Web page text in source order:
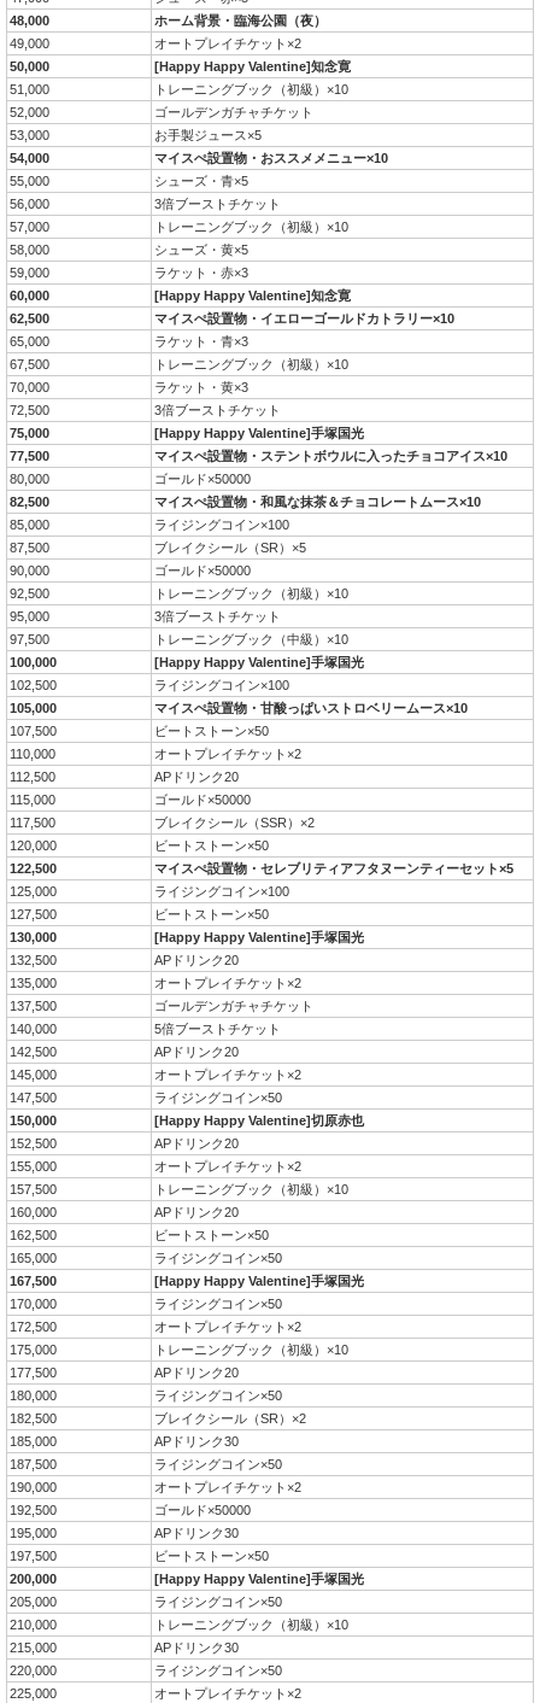
48,000
ホーム背景・臨海公園（夜）
49,000
オートプレイチケット×2
50,000
[Happy Happy Valentine]知念寛
51,000
トレーニングブック（初級）×10
52,000
ゴールデンガチャチケット
53,000
お手製ジュース×5
54,000
マイスぺ設置物・おススメメニュー×10
55,000
シューズ・青×5
56,000
3倍ブーストチケット
57,000
トレーニングブック（初級）×10
58,000
シューズ・黄×5
59,000
ラケット・赤×3
60,000
[Happy Happy Valentine]知念寛
62,500
マイスぺ設置物・イエローゴールドカトラリー×10
65,000
ラケット・青×3
67,500
トレーニングブック（初級）×10
70,000
ラケット・黄×3
72,500
3倍ブーストチケット
75,000
[Happy Happy Valentine]手塚国光
77,500
マイスぺ設置物・ステントボウルに入ったチョコアイス×10
80,000
ゴールド×50000
82,500
マイスぺ設置物・和風な抹茶＆チョコレートムース×10
85,000
ライジングコイン×100
87,500
ブレイクシール（SR）×5
90,000
ゴールド×50000
92,500
トレーニングブック（初級）×10
95,000
3倍ブーストチケット
97,500
トレーニングブック（中級）×10
100,000
[Happy Happy Valentine]手塚国光
102,500
ライジングコイン×100
105,000
マイスぺ設置物・甘酸っぱいストロベリームース×10
107,500
ビートストーン×50
110,000
オートプレイチケット×2
112,500
APドリンク20
115,000
ゴールド×50000
117,500
ブレイクシール（SSR）×2
120,000
ビートストーン×50
122,500
マイスぺ設置物・セレブリティアフタヌーンティーセット×5
125,000
ライジングコイン×100
127,500
ビートストーン×50
130,000
[Happy Happy Valentine]手塚国光
132,500
APドリンク20
135,000
オートプレイチケット×2
137,500
ゴールデンガチャチケット
140,000
5倍ブーストチケット
142,500
APドリンク20
145,000
オートプレイチケット×2
147,500
ライジングコイン×50
150,000
[Happy Happy Valentine]切原赤也
152,500
APドリンク20
155,000
オートプレイチケット×2
157,500
トレーニングブック（初級）×10
160,000
APドリンク20
162,500
ビートストーン×50
165,000
ライジングコイン×50
167,500
[Happy Happy Valentine]手塚国光
170,000
ライジングコイン×50
172,500
オートプレイチケット×2
175,000
トレーニングブック（初級）×10
177,500
APドリンク20
180,000
ライジングコイン×50
182,500
ブレイクシール（SR）×2
185,000
APドリンク30
187,500
ライジングコイン×50
190,000
オートプレイチケット×2
192,500
ゴールド×50000
195,000
APドリンク30
197,500
ビートストーン×50
200,000
[Happy Happy Valentine]手塚国光
205,000
ライジングコイン×50
210,000
トレーニングブック（初級）×10
215,000
APドリンク30
220,000
ライジングコイン×50
225,000
オートプレイチケット×2